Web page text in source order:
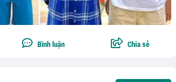
Bình luận Chia sẻ